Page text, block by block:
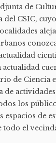
de
del CSIC,
actualidad
de Ciencia
de
los
espacios de
todo el